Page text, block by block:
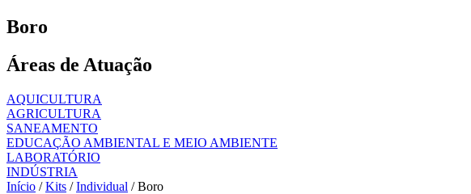
Boro
Áreas de Atuação
AQUICULTURA
AGRICULTURA
SANEAMENTO
EDUCAÇÃO AMBIENTAL E MEIO AMBIENTE
LABORATÓRIO
INDÚSTRIA
Início /Kits /Individual / Boro